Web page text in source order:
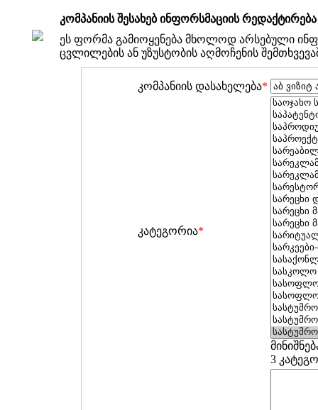
კომპანიის შესახებ ინფორსმაციის რედაქტირება
ეს ფორმა გამიოყენება მხოლოდ არსებული
ცვლილების ან უზუსტობის აღმოჩენის
კომპანიის დასახელება*
კატეგორია*
3